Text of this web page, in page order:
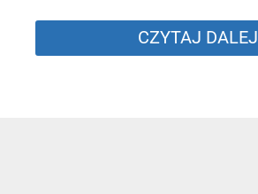
CZYTAJ DALEJ